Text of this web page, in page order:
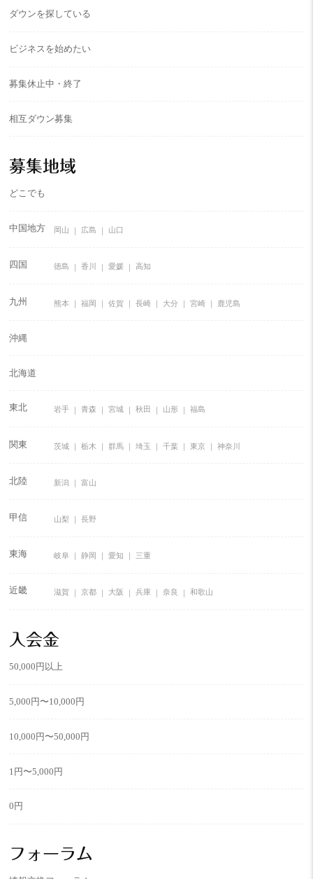
ダウンを探している
ビジネスを始めたい
募集休止中・終了
相互ダウン募集
募集地域
どこでも
中国地方 岡山 広島 山口
四国 徳島 香川 愛媛 高知
九州 熊本 福岡 佐賀 長崎 大分 宮崎 鹿児島
沖縄
北海道
東北 岩手 青森 宮城 秋田 山形 福島
関東 茨城 栃木 群馬 埼玉 千葉 東京 神奈川
北陸 新潟 富山
甲信 山梨 長野
東海 岐阜 静岡 愛知 三重
近畿 滋賀 京都 大阪 兵庫 奈良 和歌山
入会金
50,000円以上
5,000円〜10,000円
10,000円〜50,000円
1円〜5,000円
0円
フォーラム